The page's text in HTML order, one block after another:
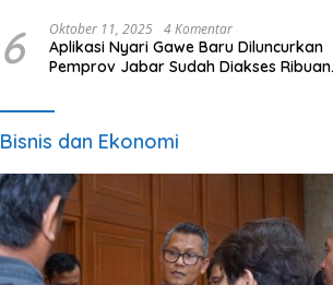
6 Oktober 11, 2025 4 Komentar
Aplikasi Nyari Gawe Baru Diluncurkan
Pemprov Jabar Sudah Diakses Ribuan
Bisnis dan Ekonomi